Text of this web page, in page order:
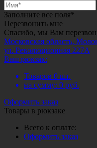
Заполните все поля*
Перезвонить мне
Спасибо, мы Вам
Московская область,
ул. Революционная 227А
Ваш рюкзак:
Товаров 0 шт.
на сумму: 0 руб.
Оформить заказ
Товары в рюкзаке
Всего к оплате:
Оформить заказ